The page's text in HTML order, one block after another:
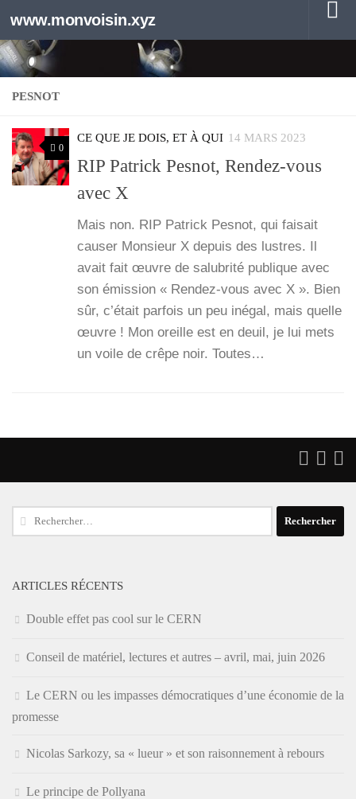
Au dessous du contenu
www.monvoisin.xyz
PESNOT
0
CE QUE JE DOIS, ET À QUI 14 MARS 2023
RIP Patrick Pesnot, Rendez-vous
avec X
Mais non. RIP Patrick Pes­not, qui fai­sait
cau­ser Mon­sieur X depuis des lustres. Il
avait fait œuvre de salu­bri­té publique avec
son émis­sion « Ren­­dez-vous avec X ». Bien
sûr, c’é­tait par­fois un peu inégal, mais quelle
œuvre ! Mon oreille est en deuil, je lui mets
un voile de crêpe noir. Toutes…
Rechercher :
ARTICLES RÉCENTS
Double effet pas cool sur le CERN
Conseil de matériel, lectures et autres – avril, mai, juin 2026
Le CERN ou les impasses démocratiques d’une économie de la
promesse
Nicolas Sarkozy, sa « lueur » et son raisonnement à rebours
Le principe de Pollyana